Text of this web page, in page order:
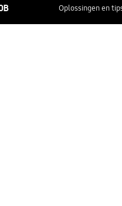
Oplossingen en